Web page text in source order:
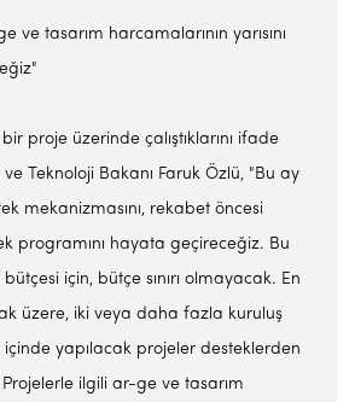
ve tasarım harcamalarının yarısını
proje üzerinde çalıştıklarını ifade
Teknoloji Bakanı Faruk Özlü, "Bu ay
mekanizmasını, rekabet öncesi
programını hayata geçireceğiz. Bu
için, bütçe sınırı olmayacak. En
üzere, iki veya daha fazla kuruluş
içinde yapılacak projeler desteklerden
ilgili ar-ge ve tasarım